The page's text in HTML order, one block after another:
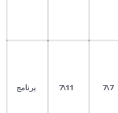
7
\
7
\
7 برنامج